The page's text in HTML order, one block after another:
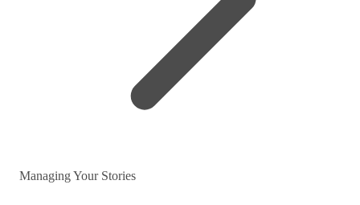
Managing Your Stories